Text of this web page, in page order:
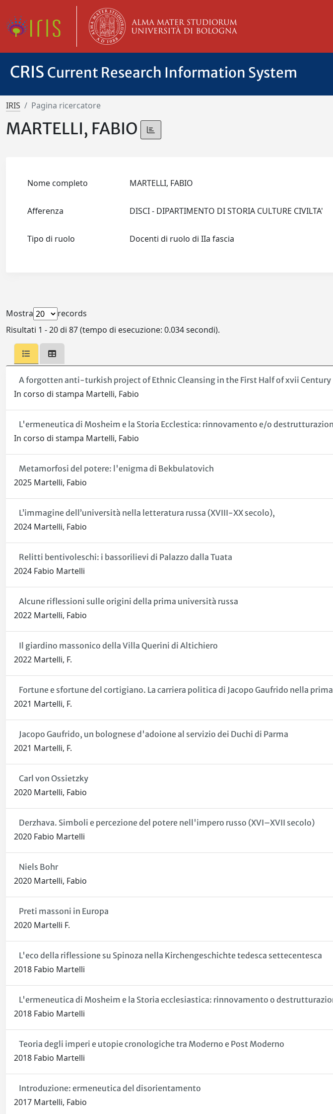
CRIS Current Research Information System
IRIS Pagina ricercatore
MARTELLI, FABIO
Nome completo MARTELLI, FABIO
Afferenza DISCI - DIPARTIMENTO DI STORIA CULTURE CIVILTA'
Tipo di ruolo Docenti di ruolo di IIa fascia
Mostra
records
Risultati 1 - 20 di 87 (tempo di esecuzione: 0.034 secondi).
A forgotten anti-turkish project of Ethnic Cleansing in the First Half of xvii Century
In corso di stampa Martelli, Fabio
L'ermeneutica di Mosheim e la Storia Ecclestica: rinnovamento e/o
In corso di stampa Martelli, Fabio
Metamorfosi del potere: l'enigma di Bekbulatovich
2025 Martelli, Fabio
L’immagine dell’università nella letteratura russa (XVIII-XX secolo),
2024 Martelli, Fabio
Relitti bentivoleschi: i bassorilievi di Palazzo dalla Tuata
2024 Fabio Martelli
Alcune riflessioni sulle origini della prima università russa
2022 Martelli, Fabio
Il giardino massonico della Villa Querini di Altichiero
2022 Martelli, F.
Fortune e sfortune del cortigiano. La carriera politica di Jacopo Gaufrido nella
2021 Martelli, F.
Jacopo Gaufrido, un bolognese d'adoione al servizio dei Duchi di Parma
2021 Martelli, F.
Carl von Ossietzky
2020 Martelli, Fabio
Derzhava. Simboli e percezione del potere nell'impero russo (XVI–XVII secolo)
2020 Fabio Martelli
Niels Bohr
2020 Martelli, Fabio
Preti massoni in Europa
2020 Martelli F.
L'eco della riflessione su Spinoza nella Kirchengeschichte tedesca settecentesca
2018 Fabio Martelli
L'ermeneutica di Mosheim e la Storia ecclesiastica: rinnovamento o
2018 Fabio Martelli
Teoria degli imperi e utopie cronologiche tra Moderno e Post Moderno
2018 Fabio Martelli
Introduzione: ermeneutica del disorientamento
2017 Martelli, Fabio